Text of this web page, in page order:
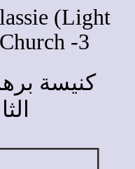
(Light
-3
كنيسة